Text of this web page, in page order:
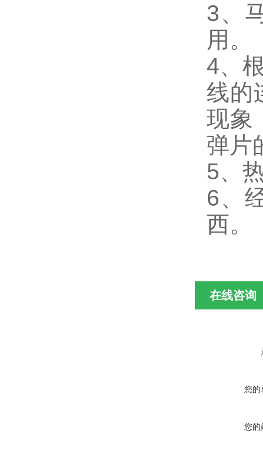
3、
用。
4、
线的
现象
弹片
5、
6、
西。
在线咨询
您的
您的